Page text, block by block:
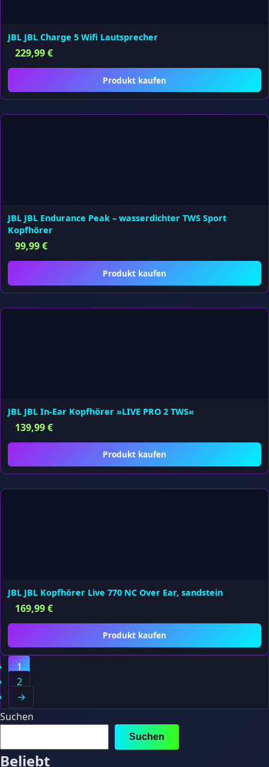
JBL JBL Charge 5 Wifi Lautsprecher
229,99€
Produkt kaufen
JBL JBL Endurance Peak – wasserdichter TWS Sport
Kopfhörer
99,99€
Produkt kaufen
JBL JBL In-Ear Kopfhörer »LIVE PRO 2 TWS«
139,99€
Produkt kaufen
JBL JBL Kopfhörer Live 770 NC Over Ear, sandstein
169,99€
Produkt kaufen
1
2
→
Suchen
Suchen
Beliebt